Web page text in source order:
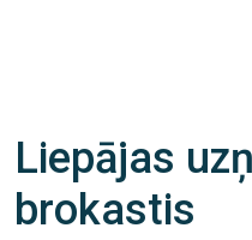
Liepājas
brokastis